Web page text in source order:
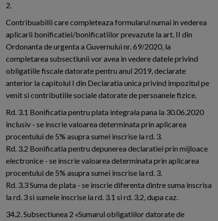
2.
Contribuabilii care completeaza formularul numai in vederea
aplicarii bonificatiei/bonificatiilor prevazute la art. II din
Ordonanta de urgenta a Guvernului nr. 69/2020, la
completarea subsectiunii vor avea in vedere datele privind
obligatiile fiscale datorate pentru anul 2019, declarate
anterior la capitolul I din Declaratia unica privind impozitul pe
venit si contributiile sociale datorate de persoanele fizice.
Rd. 3.1 Bonificatia pentru plata integrala pana la 30.06.2020
inclusiv - se inscrie valoarea determinata prin aplicarea
procentului de 5% asupra sumei inscrise la rd. 3.
Rd. 3.2 Bonificatia pentru depunerea declaratiei prin mijloace
electronice - se inscrie valoarea determinata prin aplicarea
procentului de 5% asupra sumei inscrise la rd. 3.
Rd. 3.3 Suma de plata - se inscrie diferenta dintre suma inscrisa
la rd. 3 si sumele inscrise la rd. 3.1 si rd. 3.2, dupa caz.
34.2. Subsectiunea 2 «Sumarul obligatiilor datorate de